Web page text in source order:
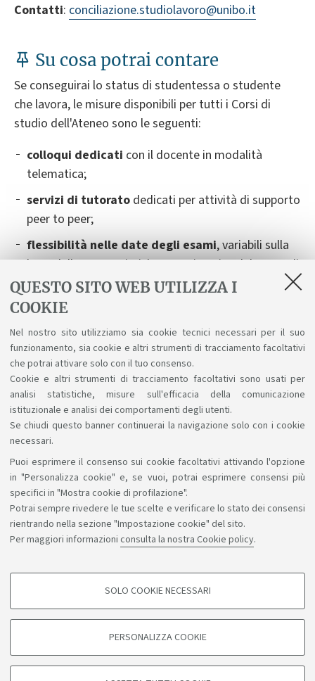
QUESTO SITO WEB UTILIZZA I
COOKIE
Nel nostro sito utilizziamo sia cookie tecnici necessari per il suo
funzionamento, sia cookie e altri strumenti di tracciamento facoltativi
che potrai attivare solo con il tuo consenso.
Cookie e altri strumenti di tracciamento facoltativi sono usati per
analisi statistiche, misure sull'efficacia della comunicazione
istituzionale e analisi dei comportamenti degli utenti.
Se chiudi questo banner continuerai la navigazione solo con i cookie
necessari.
Puoi esprimere il consenso sui cookie facoltativi attivando l'opzione
in "Personalizza cookie" e, se vuoi, potrai esprimere consensi più
specifici in "Mostra cookie di profilazione".
Potrai sempre rivedere le tue scelte e verificare lo stato dei consensi
rientrando nella sezione "Impostazione cookie" del sito.
Per maggiori informazioni consulta la nostra Cookie policy.
COOKIE DI PROFILAZIONE - FACOLTATIVI
degli utenti, creare profili in base al loro comportamento sul sito, per analisi
di marketing.
SOLO COOKIE NECESSARI
PERSONALIZZA COOKIE
Contatti: conciliazione.studiolavoro@unibo.it
Su cosa potrai contare
Se conseguirai lo status di studentessa o studente
che lavora, le misure disponibili per tutti i Corsi di
studio dell'Ateneo sono le seguenti:
colloqui dedicati con il docente in modalità
telematica;
servizi di tutorato dedicati per attività di supporto
peer to peer;
flessibilità nelle date degli esami,variabili sulla
base delle caratteristiche organizzative del Corso di
Studio. Dovrai contattare il docente titolare
dell’insegnamento almeno 14 giorni prima della
necessarie. Verranno indicate delle possibilità
alternative e ti saranno suggerite le soluzioni
compatibili con quanto il Corso può offrirti.
Sosteniamo il diritto alla conoscenza
Seguici su:
CF: 80007010376